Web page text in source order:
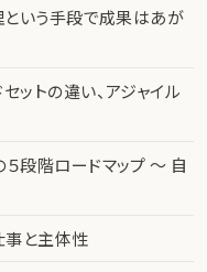
という手段で成果はあが
ットの違い、アジャイル
段階ロードマップ 〜 自
事と主体性